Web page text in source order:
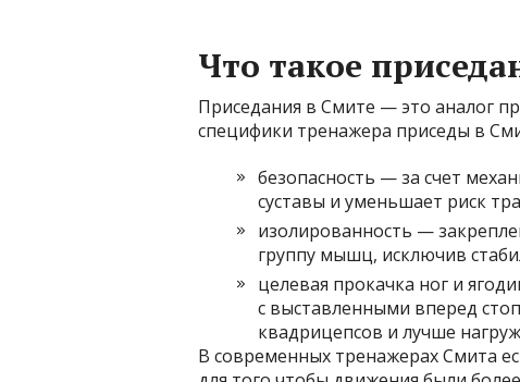
Что такое
Приседания в Смите — это аналог
специфики тренажера приседы в
безопасность — за счет
суставы и уменьшает риск
изолированность —
группу мышц, исключив
целевая прокачка ног и
с выставленными вперед
квадрицепсов и лучше
В современных тренажерах Смита